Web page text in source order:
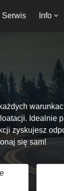
Info
Serwis
Idealnie
zyskujesz
się sam!